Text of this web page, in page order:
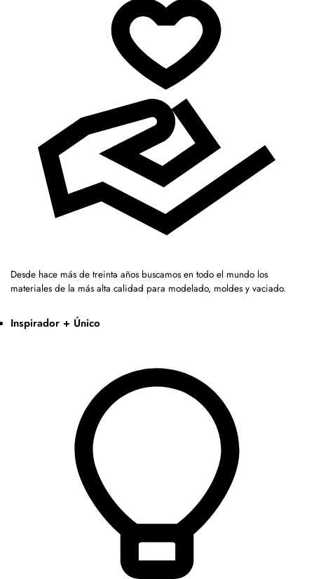
Desde hace más de treinta años buscamos en todo el mundo los
materiales de la más alta calidad para modelado, moldes y vaciado.
Inspirador + Único